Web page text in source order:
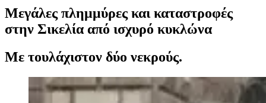
Μεγάλες πλημμύρες και καταστροφές
στην Σικελία από ισχυρό κυκλώνα
Με τουλάχιστον δύο νεκρούς.